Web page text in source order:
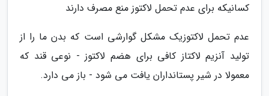
کسانیکه برای عدم تحمل لاکتوز منع مصرف دارند
عدم تحمل لاکتوزیک مشکل گوارشی است که بدن ما را از
تولید آنزیم لاکتاز کافی برای هضم لاکتوز - نوعی قند که
معمولا در شیر پستانداران یافت می شود - باز می دارد.